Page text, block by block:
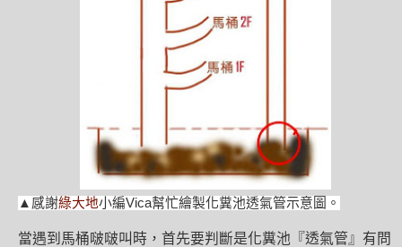
▲感謝綠大地小編Vica幫忙繪製化糞池透氣管示意圖。
當遇到馬桶啵啵叫時，首先要判斷是化糞池『透氣管』有問